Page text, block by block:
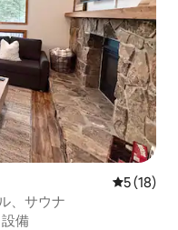
レビュー
5 (18)
、サウナ
備